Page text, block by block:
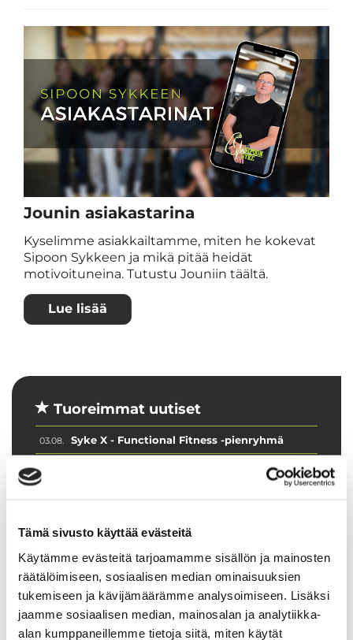
Tämä sivusto käyttää evästeitä
Käytämme evästeitä tarjoamamme sisällön ja mainosten
räätälöimiseen, sosiaalisen median ominaisuuksien
tukemiseen ja kävijämäärämme analysoimiseen. Lisäksi
jaamme sosiaalisen median, mainosalan ja analytiikka-
alan kumppaneillemme tietoja siitä, miten käytät
Jounin asiakastarina
Kyselimme asiakkailtamme, miten he kokevat
Sipoon Sykkeen ja mikä pitää heidät
motivoituneina. Tutustu Jouniin täältä.
Lue lisää
Tuoreimmat uutiset
03.08. Syke X - Functional Fitness -pienryhmä
30.06. Jatketaanko Aqua-Sykettä syksyllä?
4.7.2026
10.06. PowerClub intensiivijäsenyys